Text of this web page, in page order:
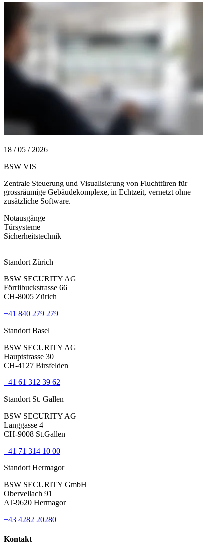
18 / 05 / 2026
BSW VIS
Zentrale Steuerung und Visualisierung von Fluchttüren für
grossräumige Gebäudekomplexe, in Echtzeit, vernetzt ohne
zusätzliche Software.
Notausgänge
Türsysteme
Sicherheitstechnik
Standort Zürich
BSW SECURITY AG
Förrlibuckstrasse 66
CH-8005 Zürich
+41 840 279 279
Standort Basel
BSW SECURITY AG
Hauptstrasse 30
CH-4127 Birsfelden
+41 61 312 39 62
Standort St. Gallen
BSW SECURITY AG
Langgasse 4
CH-9008 St.Gallen
+41 71 314 10 00
Standort Hermagor
BSW SECURITY GmbH
Obervellach 91
AT-9620 Hermagor
+43 4282 20280
Kontakt